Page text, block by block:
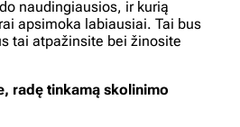
naudingiausios, ir kurią
apsimoka labiausiai. Tai bus
tai atpažinsite bei žinosite
radę tinkamą skolinimo